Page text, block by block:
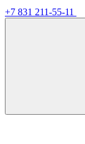
+7 831 211-55-11